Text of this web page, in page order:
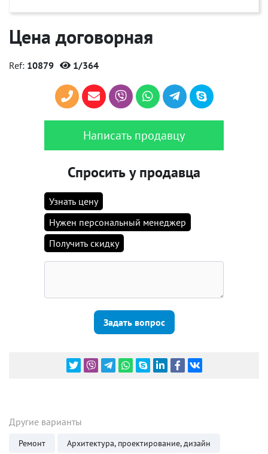
Цена договорная
Ref: 10879 1/364
Написать продавцу
Спросить у продавца
Узнать цену
Нужен персональный менеджер
Получить скидку
Задать вопрос
Другие варианты
Ремонт Архитектура, проектирование, дизайн